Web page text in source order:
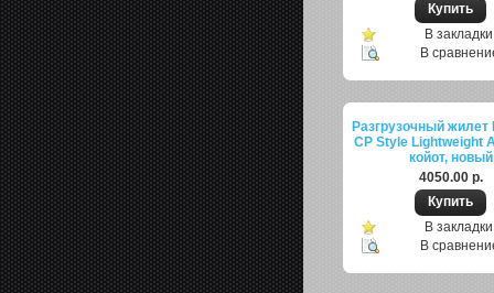
В закладки
В
Разгрузочный жилет
CP Style Lightweight
койот, новый
4050.00 р.
В закладки
В